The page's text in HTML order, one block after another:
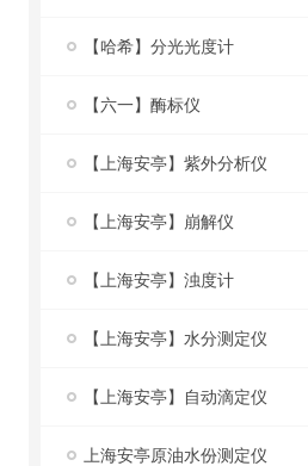
【哈希】分光光度计
【六一】酶标仪
【上海安亭】紫外分析仪
【上海安亭】崩解仪
【上海安亭】浊度计
【上海安亭】水分测定仪
【上海安亭】自动滴定仪
上海安亭原油水份测定仪